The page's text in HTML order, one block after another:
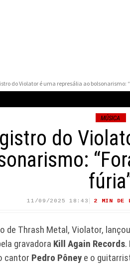
MÚSICA
do
11/09/2025 18:43 2 MIN DE
de Thrash Metal, Violator,
gravadora Kill Again Records.
cantor Pedro Pôney e o
TARIK SKUBAL
ESTRATÉGIA DOS
FRANQUIA